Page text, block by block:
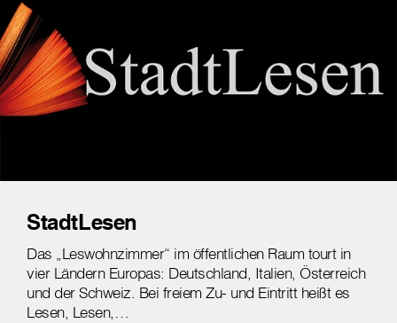
StadtLesen
Das „Leswohnzimmer“ im öffentlichen Raum tourt in
vier Ländern Europas: Deutschland, Italien, Österreich
und der Schweiz. Bei freiem Zu- und Eintritt heißt es
Lesen, Lesen,…